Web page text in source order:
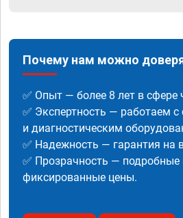
Почему нам можно
✅ Опыт — более 8 лет в сфере
✅ Экспертность — работаем
и диагностическим
✅ Надежность — гарантия на
✅ Прозрачность — подробные
фиксированные цены.